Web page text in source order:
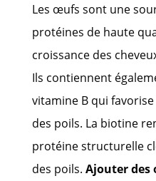
Les œufs sont une
protéines de haute
croissance des
Ils contiennent
vitamine B qui
des poils. La biotine
protéine structurelle
des poils. Ajouter